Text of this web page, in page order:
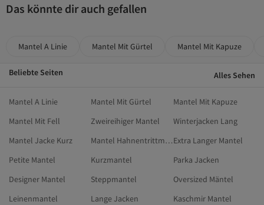
Das könnte dir auch gefallen
Mantel A Linie Mantel Mit Gürtel Mantel Mit Kapuze
Beliebte Seiten Alles Sehen
Mantel A Linie Mantel Mit Gürtel
Mantel Mit Kapuze
Mantel Mit Fell
Zweireihiger Mantel
Winterjacken Lang
Mantel Jacke Kurz
Mantel HahnentrittmusterExtra Langer Mantel
Petite Mantel
Kurzmantel
Parka Jacken
Designer Mantel
Steppmantel
Oversized Mäntel
Leinenmantel
Lange Jacken
Kaschmir Mantel